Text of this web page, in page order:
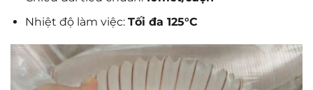
Nhiệt độ làm việc: Tối đa 125°C